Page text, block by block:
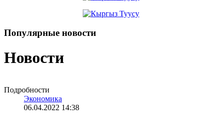
Популярные новости
Новости
Подробности
Экономика
06.04.2022 14:38